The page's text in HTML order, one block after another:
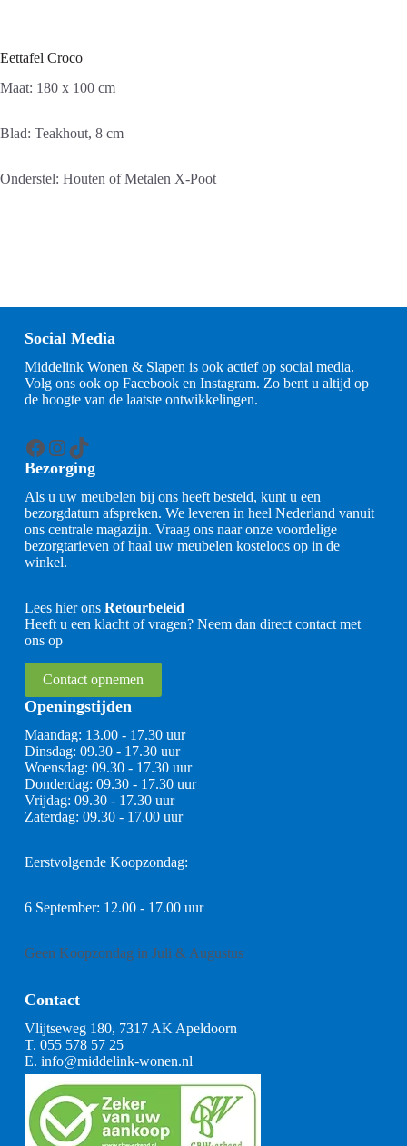
Eettafel Croco
Maat: 180 x 100 cm
Blad: Teakhout, 8 cm
Onderstel: Houten of Metalen X-Poot
Social Media
Middelink Wonen & Slapen is ook actief op social media.
Volg ons ook op Facebook en Instagram. Zo bent u altijd op
de hoogte van de laatste ontwikkelingen.
Facebook
Instagram
TikTok
Bezorging
Als u uw meubelen bij ons heeft besteld, kunt u een
bezorgdatum afspreken. We leveren in heel Nederland vanuit
ons centrale magazijn. Vraag ons naar onze voordelige
bezorgtarieven of haal uw meubelen kosteloos op in de
winkel.
Lees hier ons Retourbeleid
Heeft u een klacht of vragen? Neem dan direct contact met
ons op
Contact opnemen
Openingstijden
Maandag: 13.00 - 17.30 uur
Dinsdag: 09.30 - 17.30 uur
Woensdag: 09.30 - 17.30 uur
Donderdag: 09.30 - 17.30 uur
Vrijdag: 09.30 - 17.30 uur
Zaterdag: 09.30 - 17.00 uur
Eerstvolgende Koopzondag:
6 September: 12.00 - 17.00 uur
Geen Koopzondag in Juli & Augustus
Contact
Vlijtseweg 180, 7317 AK Apeldoorn
T. 055 578 57 25
E. info@middelink-wonen.nl